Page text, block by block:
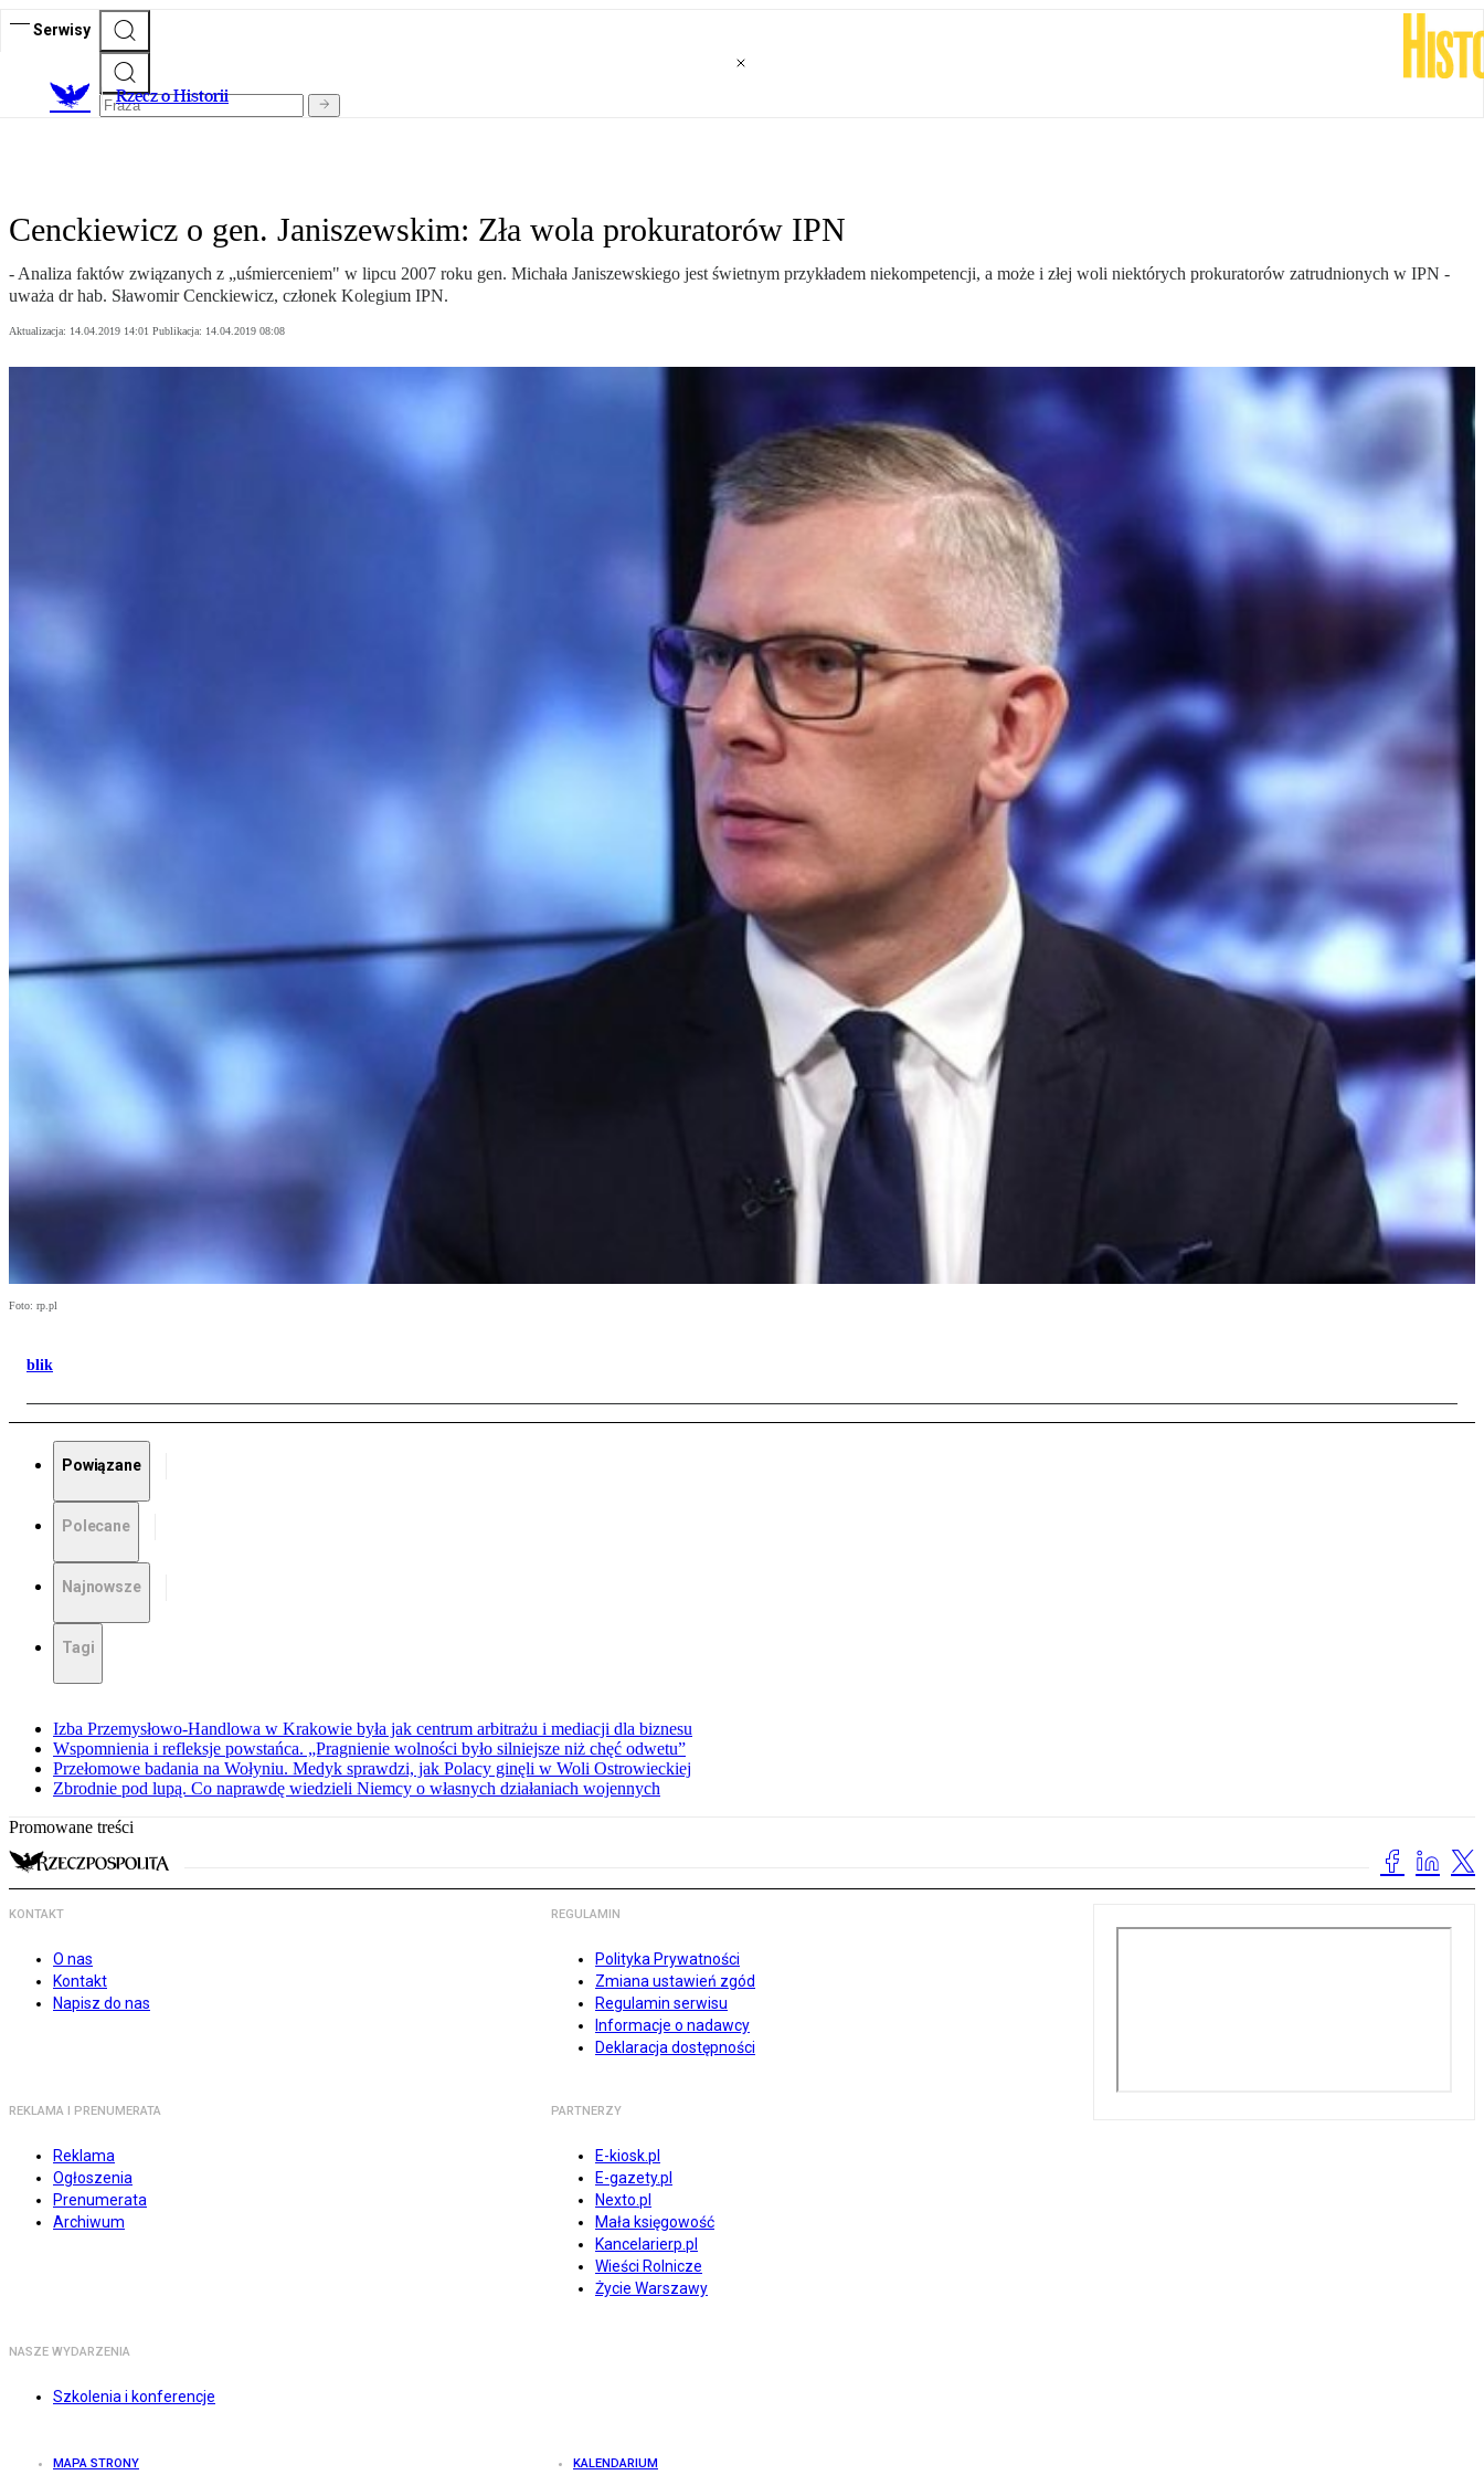
Serwisy
Rzecz o Historii
Cenckiewicz o gen. Janiszewskim: Zła wola prokuratorów IPN
- Analiza faktów związanych z „uśmierceniem" w lipcu 2007 roku gen. Michała Janiszewskiego jest świetnym przykładem niekompetencji, a może i złej woli niektórych prokuratorów zatrudnionych w IPN -
uważa dr hab. Sławomir Cenckiewicz, członek Kolegium IPN.
Aktualizacja: 14.04.2019 14:01 Publikacja: 14.04.2019 08:08
Foto: rp.pl
blik
Powiązane
Polecane
Najnowsze
Tagi
Izba Przemysłowo-Handlowa w Krakowie była jak centrum arbitrażu i mediacji dla biznesu
Wspomnienia i refleksje powstańca. „Pragnienie wolności było silniejsze niż chęć odwetu”
Przełomowe badania na Wołyniu. Medyk sprawdzi, jak Polacy ginęli w Woli Ostrowieckiej
Zbrodnie pod lupą. Co naprawdę wiedzieli Niemcy o własnych działaniach wojennych
Promowane treści
KONTAKT
O nas
Kontakt
Napisz do nas
REGULAMIN
Polityka Prywatności
Zmiana ustawień zgód
Regulamin serwisu
Informacje o nadawcy
Deklaracja dostępności
REKLAMA I PRENUMERATA
Reklama
Ogłoszenia
Prenumerata
Archiwum
PARTNERZY
E-kiosk.pl
E-gazety.pl
Nexto.pl
Mała księgowość
Kancelarierp.pl
Wieści Rolnicze
Życie Warszawy
NASZE WYDARZENIA
Szkolenia i konferencje
MAPA STRONY KALENDARIUM